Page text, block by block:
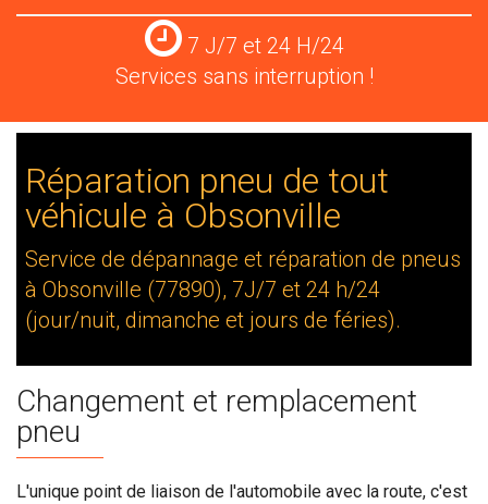
Services
24
H/24
7 J/7 et 24 H/24
Services sans interruption !
Réparation pneu de tout
véhicule à Obsonville
Service de dépannage et réparation de pneus
à Obsonville (77890), 7J/7 et 24 h/24
(jour/nuit, dimanche et jours de féries).
Changement et remplacement
pneu
L'unique point de liaison de l'automobile avec la route, c'est